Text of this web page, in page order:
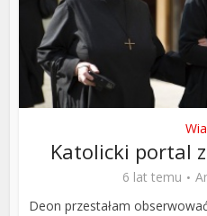
Katolicki portal
6 lat temu
Deon przestałam